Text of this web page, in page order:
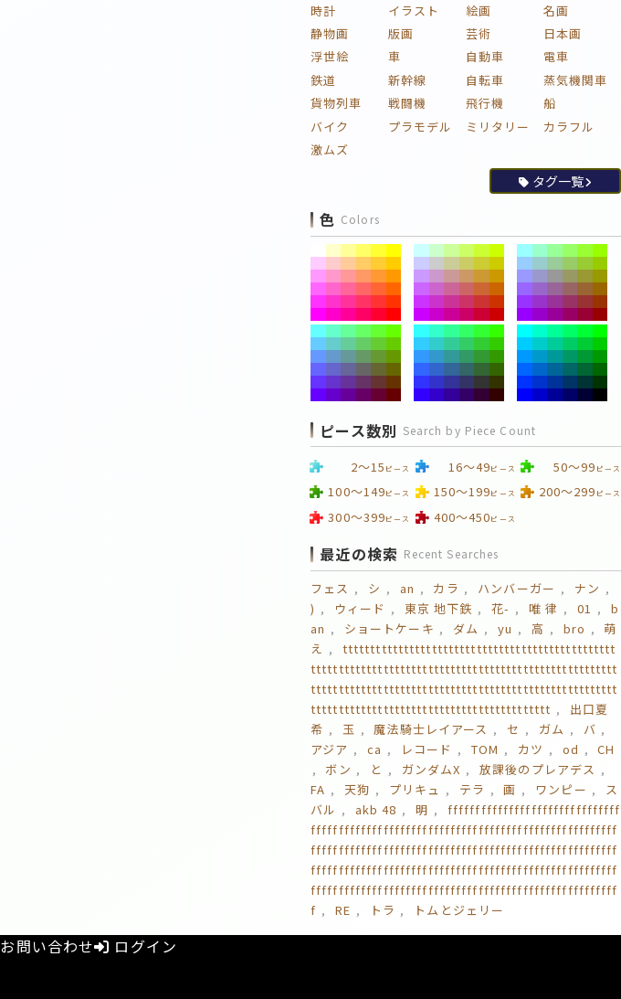
時計
イラスト 絵画
名画
静物画
版画 芸術
日本画
浮世絵
車 自動車
電車
鉄道
新幹線 自転車
蒸気機関車
貨物列車
戦闘機 飛行機
船
バイク
プラモデル ミリタリー
カラフル
激ムズ
タグ一覧
色 Colors
ピース数別 Search by Piece Count
2～15 ピース 16～49ピース 50～99 ピース
100～149ピース 150～199ピース 200～299 ピース
300～399ピース 400～450ピース
最近の検索 Recent Searches
フェス シ an カラ ハンバーガー
ナン
)
ウィード 東京 地下鉄 花- 唯 律 01
b
an
ショートケーキ ダム yu 高 bro
萌
え
ttttttttttttttttttttttttttttttttttttttttttttttttt
ttttttttttttttttttttttttttttttttttttttttttttttttttttttt
ttttttttttttttttttttttttttttttttttttttttttttttttttttttt
ttttttttttttttttttttttttttttttttttttttttttt
出口夏
希
玉 魔法騎士レイアース セ ガム
バ
アジア
ca レコード TOM カツ od
CH
ボン
と ガンダムX
放課後のプレアデス
FA
天狗 プリキュ テラ 画 ワンピー
ス
バル
akb 48 明
fffffffffffffffffffffffffffffff
fffffffffffffffffffffffffffffffffffffffffffffffffffffff
fffffffffffffffffffffffffffffffffffffffffffffffffffffff
fffffffffffffffffffffffffffffffffffffffffffffffffffffff
fffffffffffffffffffffffffffffffffffffffffffffffffffffff
f
RE トラ トムとジェリー
お問い合わせ ログイン